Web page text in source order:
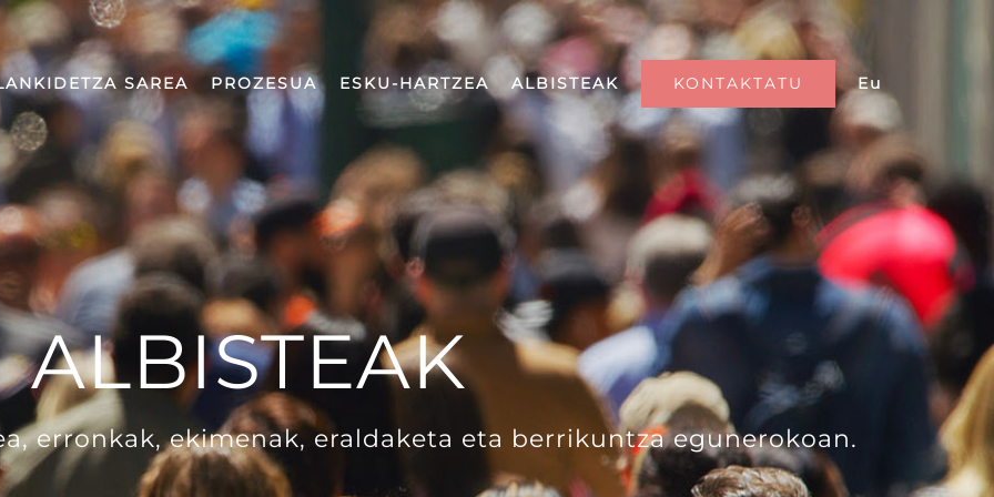
SAREA PROZESUA ESKU-HARTZEA ALBISTEAK KONTAKTATU Eu
ALBISTEAK
erronkak, ekimenak, eraldaketa eta berrikuntza egunerokoan.